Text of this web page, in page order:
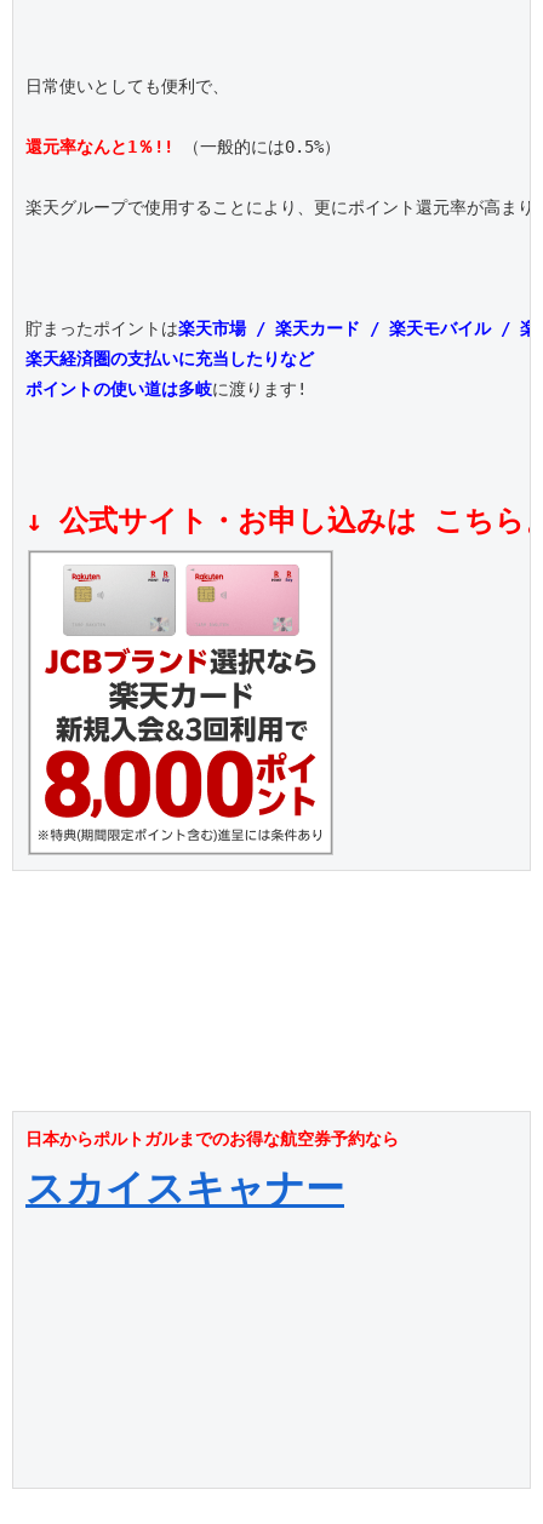
日常使いとしても便利で、
還元率なんと1％!! （一般的には0.5%）
楽天グループで使用することにより、更にポイント還元率が高まり
貯まったポイントは楽天市場 / 楽天カード / 楽天モバイル / 楽
楽天経済圏の支払いに充当したりなど
ポイントの使い道は多岐に渡ります!
↓ 公式サイト・お申し込みは こちら
日本からポルトガルまでのお得な航空券予約なら
スカイスキャナー